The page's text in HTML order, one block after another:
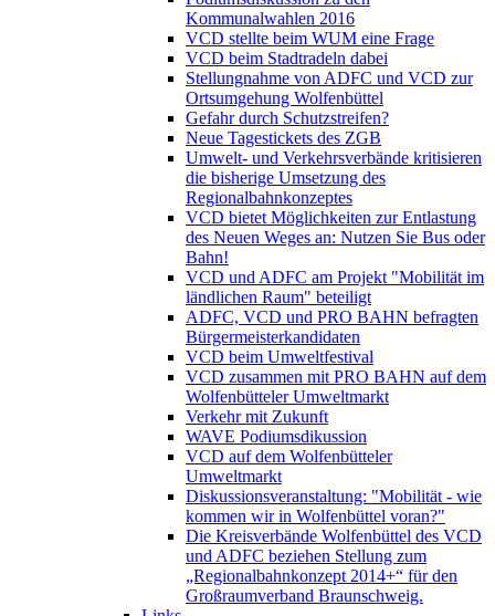
Kommunalwahlen 2016
VCD stellte beim WUM eine Frage
VCD beim Stadtradeln dabei
Stellungnahme von ADFC und VCD zur
Ortsumgehung Wolfenbüttel
Gefahr durch Schutzstreifen?
Neue Tagestickets des ZGB
Umwelt- und Verkehrsverbände kritisieren
die bisherige Umsetzung des
Regionalbahnkonzeptes
VCD bietet Möglichkeiten zur Entlastung
des Neuen Weges an: Nutzen Sie Bus oder
Bahn!
VCD und ADFC am Projekt "Mobilität im
ländlichen Raum" beteiligt
ADFC, VCD und PRO BAHN befragten
Bürgermeisterkandidaten
VCD beim Umweltfestival
VCD zusammen mit PRO BAHN auf dem
Wolfenbütteler Umweltmarkt
Verkehr mit Zukunft
WAVE Podiumsdikussion
VCD auf dem Wolfenbütteler
Umweltmarkt
Diskussionsveranstaltung: "Mobilität - wie
kommen wir in Wolfenbüttel voran?"
Die Kreisverbände Wolfenbüttel des VCD
und ADFC beziehen Stellung zum
„Regionalbahnkonzept 2014+“ für den
Großraumverband Braunschweig.